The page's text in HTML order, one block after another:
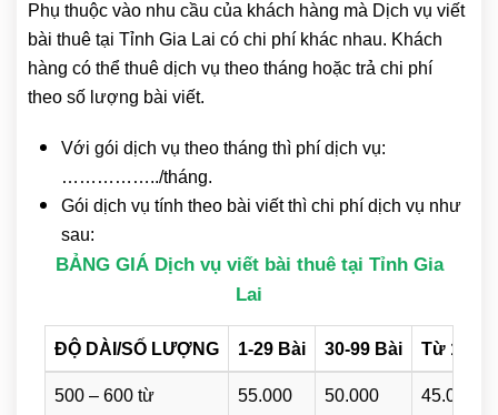
Phụ thuộc vào nhu cầu của khách hàng mà Dịch vụ viết
bài thuê tại Tỉnh Gia Lai có chi phí khác nhau. Khách
hàng có thể thuê dịch vụ theo tháng hoặc trả chi phí
theo số lượng bài viết.
Với gói dịch vụ theo tháng thì phí dịch vụ:
……………../tháng.
Gói dịch vụ tính theo bài viết thì chi phí dịch vụ như
sau:
BẢNG GIÁ Dịch vụ viết bài thuê tại Tỉnh Gia
Lai
ĐỘ DÀI/SỐ LƯỢNG 1-29 Bài 30-99 Bài Từ 100
500 – 600 từ 55.000 50.000 45.000